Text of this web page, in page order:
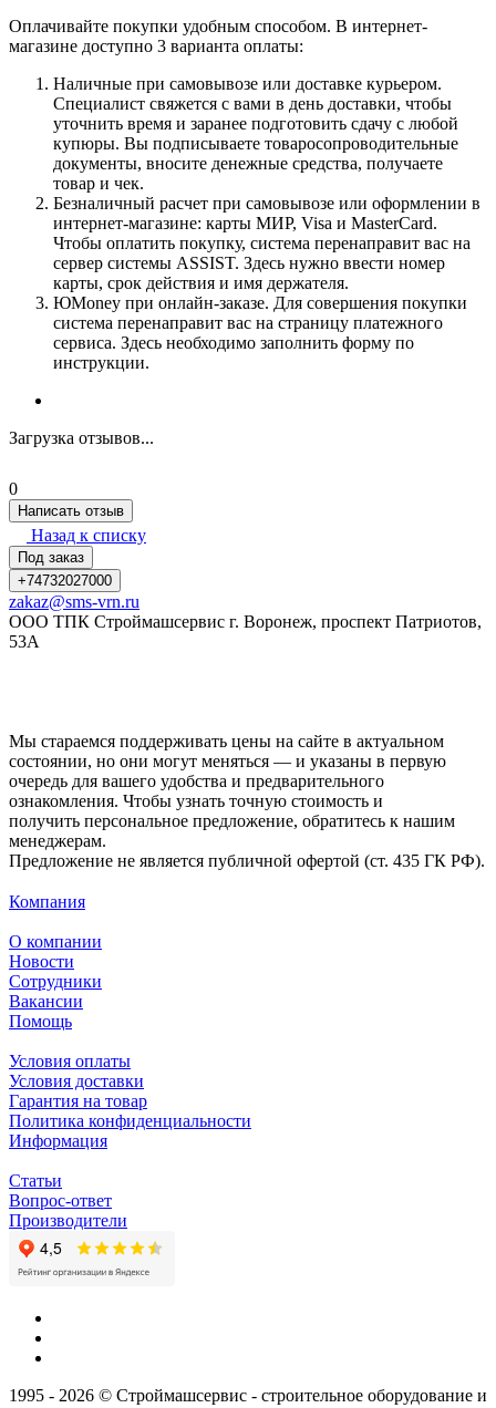
Оплачивайте покупки удобным способом. В интернет-
магазине доступно 3 варианта оплаты:
Наличные при самовывозе или доставке курьером.
Специалист свяжется с вами в день доставки, чтобы
уточнить время и заранее подготовить сдачу с любой
купюры. Вы подписываете товаросопроводительные
документы, вносите денежные средства, получаете
товар и чек.
Безналичный расчет при самовывозе или оформлении в
интернет-магазине: карты МИР, Visa и MasterCard.
Чтобы оплатить покупку, система перенаправит вас на
сервер системы ASSIST. Здесь нужно ввести номер
карты, срок действия и имя держателя.
ЮMoney при онлайн-заказе. Для совершения покупки
система перенаправит вас на страницу платежного
сервиса. Здесь необходимо заполнить форму по
инструкции.
Загрузка отзывов...
0
Написать отзыв
Назад к списку
Под заказ
+74732027000
zakaz@sms-vrn.ru
ООО ТПК Строймашсервис г. Воронеж, проспект Патриотов,
53А
Мы стараемся поддерживать цены на сайте в актуальном
состоянии, но они могут меняться — и указаны в первую
очередь для вашего удобства и предварительного
ознакомления. Чтобы узнать точную стоимость и
получить персональное предложение, обратитесь к нашим
менеджерам.
Предложение не является публичной офертой (ст. 435 ГК РФ).
Компания
О компании
Новости
Сотрудники
Вакансии
Помощь
Условия оплаты
Условия доставки
Гарантия на товар
Политика конфиденциальности
Информация
Статьи
Вопрос-ответ
Производители
1995 - 2026 © Строймашсервис - строительное оборудование и